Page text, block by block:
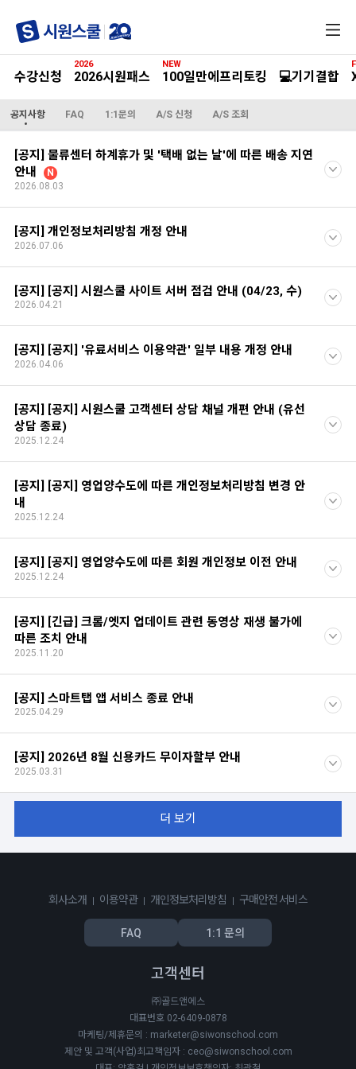
메
수강신청 2026시원패스
2026
100일만에프리토킹
NEW
💻기기결합
공지사항 FAQ 1:1문의 A/S 신청 A/S 조회
[공지] 물류센터 하계휴가 및 '택배 없는 날'에 따른 배송 지연
안내
N
2026.08.03
[공지] 개인정보처리방침 개정 안내
2026.07.06
[공지] [공지] 시원스쿨 사이트 서버 점검 안내 (04/23, 수)
2026.04.21
[공지] [공지] '유료서비스 이용약관' 일부 내용 개정 안내
2026.04.06
[공지] [공지] 시원스쿨 고객센터 상담 채널 개편 안내 (유선
상담 종료)
2025.12.24
[공지] [공지] 영업양수도에 따른 개인정보처리방침 변경 안
내
2025.12.24
[공지] [공지] 영업양수도에 따른 회원 개인정보 이전 안내
2025.12.24
[공지] [긴급] 크롬/엣지 업데이트 관련 동영상 재생 불가에
따른 조치 안내
2025.11.20
[공지] 스마트탭 앱 서비스 종료 안내
2025.04.29
[공지] 2026년 8월 신용카드 무이자할부 안내
2025.03.31
더 보기
회사소개 이용약관 개인정보처리방침 구매안전 서비스
FAQ 1:1 문의
고객센터
㈜골드앤에스
대표번호 02-6409-0878
마케팅/제휴문의 : marketer@siwonschool.com
제안 및 고객(사업)최고책임자 : ceo@siwonschool.com